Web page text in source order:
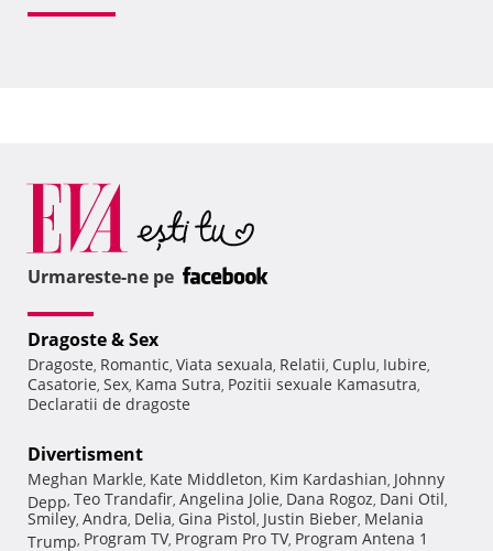
Urmareste-ne pe
Dragoste & Sex
Dragoste, Romantic, Viata sexuala, Relatii, Cuplu, Iubire,
Casatorie, Sex, Kama Sutra, Pozitii sexuale Kamasutra,
Declaratii de dragoste
Divertisment
Meghan Markle, Kate Middleton, Kim Kardashian, Johnny
Depp, Teo Trandafir, Angelina Jolie, Dana Rogoz, Dani Otil,
Smiley, Andra, Delia, Gina Pistol, Justin Bieber, Melania
Trump, Program TV, Program Pro TV, Program Antena 1